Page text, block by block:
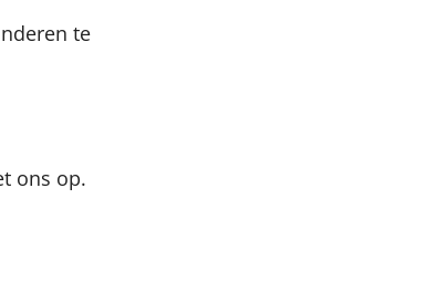
te
ons op.